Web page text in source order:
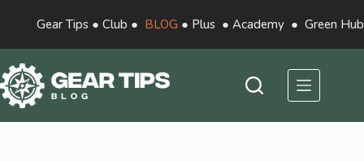
Gear Tips ● Club ● BLOG ● Plus ● Academy ● Green Hub